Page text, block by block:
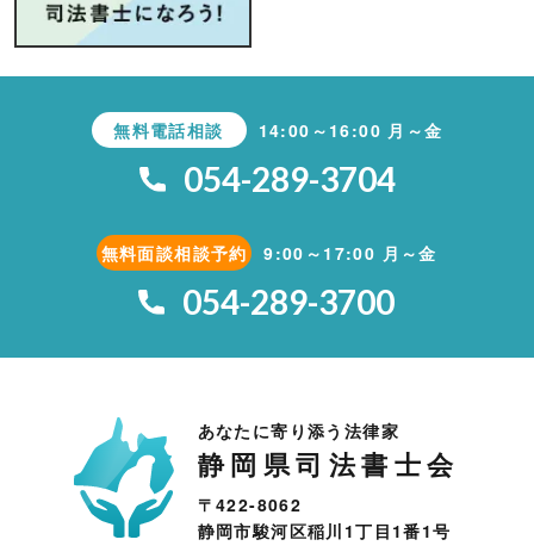
無料電話相談 14:00～16:00 月～金
054-289-3704
無料面談相談予約 9:00～17:00 月～金
054-289-3700
あなたに寄り添う法律家
静岡県司法書士会
〒422-8062
静岡市駿河区稲川1丁目1番1号